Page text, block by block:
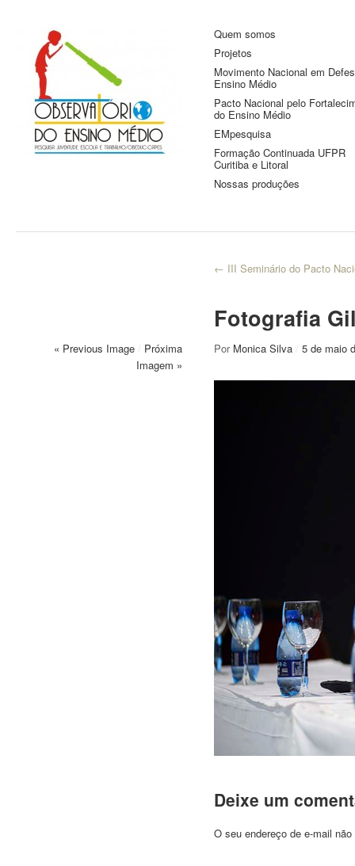
Observatório do
Ensino Médio
Pesquisa Juventude, Escola e
Trabalho
Quem somos
Projetos
Movimento Nacional em
Ensino Médio
Pacto Nacional pelo
do Ensino Médio
EMpesquisa
Formação Continuada UFPR
Curitiba e Litoral
Nossas produções
← III Seminário do Pacto
Fotografia
« Previous Image / Próxima
Imagem »
Por Monica Silva / 5 de maio
Deixe um
O seu endereço de e-mail